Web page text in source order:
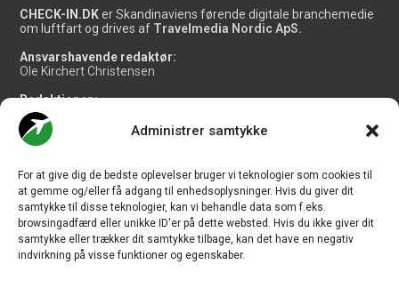
Administrer samtykke
For at give dig de bedste oplevelser bruger vi teknologier som cookies til
at gemme og/eller få adgang til enhedsoplysninger. Hvis du giver dit
samtykke til disse teknologier, kan vi behandle data som f.eks.
browsingadfærd eller unikke ID'er på dette websted. Hvis du ikke giver dit
samtykke eller trækker dit samtykke tilbage, kan det have en negativ
indvirkning på visse funktioner og egenskaber.
CHECK-IN.DK er Skandinaviens førende digitale branchemedie
om luftfart og drives af Travelmedia Nordic ApS.
Ansvarshavende redaktør:
Ole Kirchert Christensen
Redaktionen:
Christian Granhøj Skouboe
Henrik Baumgarten
Danny Longhi Andreasen
Salg og jobannoncer:
salg@travelmedianordic.com
Vi tager ansvar for indholdet og er tilmeldt